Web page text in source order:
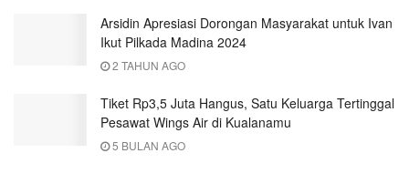
Arsidin Apresiasi Dorongan Masyarakat untuk Ivan
Ikut Pilkada Madina 2024
2 TAHUN AGO
Tiket Rp3,5 Juta Hangus, Satu Keluarga Tertinggal
Pesawat Wings Air di Kualanamu
5 BULAN AGO